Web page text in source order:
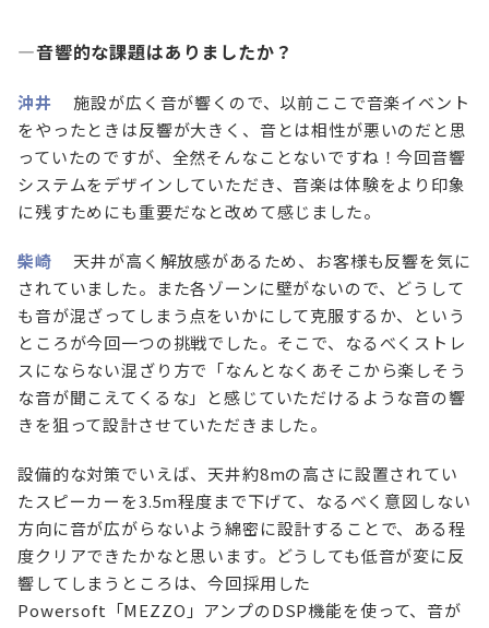
—音響的な課題はありましたか？
沖井
施設が広く音が響くので、以前ここで音楽イベント
をやったときは反響が大きく、音とは相性が悪いのだと思
っていたのですが、全然そんなことないですね！今回音響
システムをデザインしていただき、音楽は体験をより印象
に残すためにも重要だなと改めて感じました。
柴崎
天井が高く解放感があるため、お客様も反響を気に
されていました。また各ゾーンに壁がないので、どうして
も音が混ざってしまう点をいかにして克服するか、という
ところが今回一つの挑戦でした。そこで、なるべくストレ
スにならない混ざり方で「なんとなくあそこから楽しそう
な音が聞こえてくるな」と感じていただけるような音の響
きを狙って設計させていただきました。
設備的な対策でいえば、天井約8mの高さに設置されてい
たスピーカーを3.5m程度まで下げて、なるべく意図しない
方向に音が広がらないよう綿密に設計することで、ある程
度クリアできたかなと思います。どうしても低音が変に反
響してしまうところは、今回採用した
Powersoft「MEZZO」アンプのDSP機能を使って、音が